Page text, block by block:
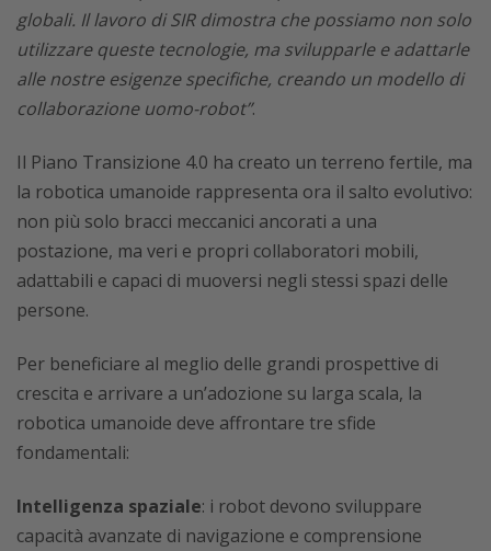
globali. Il lavoro di SIR dimostra che possiamo non solo
utilizzare queste tecnologie, ma svilupparle e adattarle
alle nostre esigenze specifiche, creando un modello di
collaborazione uomo-robot”.
Il Piano Transizione 4.0 ha creato un terreno fertile, ma
la robotica umanoide rappresenta ora il salto evolutivo:
non più solo bracci meccanici ancorati a una
postazione, ma veri e propri collaboratori mobili,
adattabili e capaci di muoversi negli stessi spazi delle
persone.
Per beneficiare al meglio delle grandi prospettive di
crescita e arrivare a un’adozione su larga scala, la
robotica umanoide deve affrontare tre sfide
fondamentali:
Intelligenza spaziale: i robot devono sviluppare
capacità avanzate di navigazione e comprensione